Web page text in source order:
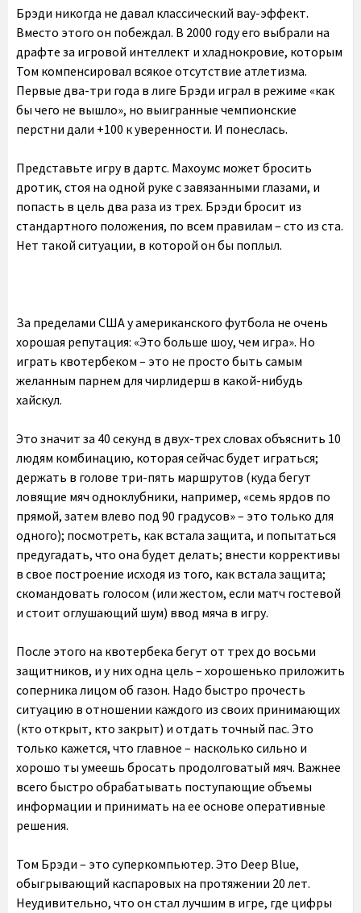
Брэди никогда не давал классический вау-эффект.
Вместо этого он побеждал. В 2000 году его выбрали на
драфте за игровой интеллект и хладнокровие, которым
Том компенсировал всякое отсутствие атлетизма.
Первые два-три года в лиге Брэди играл в режиме «как
бы чего не вышло», но выигранные чемпионские
перстни дали +100 к уверенности. И понеслась.
Представьте игру в дартс. Махоумс может бросить
дротик, стоя на одной руке с завязанными глазами, и
попасть в цель два раза из трех. Брэди бросит из
стандартного положения, по всем правилам – сто из ста.
Нет такой ситуации, в которой он бы поплыл.
За пределами США у американского футбола не очень
хорошая репутация: «Это больше шоу, чем игра». Но
играть квотербеком – это не просто быть самым
желанным парнем для чирлидерш в какой-нибудь
хайскул.
Это значит за 40 секунд в двух-трех словах объяснить 10
людям комбинацию, которая сейчас будет играться;
держать в голове три-пять маршрутов (куда бегут
ловящие мяч одноклубники, например, «семь ярдов по
прямой, затем влево под 90 градусов» – это только для
одного); посмотреть, как встала защита, и попытаться
предугадать, что она будет делать; внести коррективы
в свое построение исходя из того, как встала защита;
скомандовать голосом (или жестом, если матч гостевой
и стоит оглушающий шум) ввод мяча в игру.
После этого на квотербека бегут от трех до восьми
защитников, и у них одна цель – хорошенько приложить
соперника лицом об газон. Надо быстро прочесть
ситуацию в отношении каждого из своих принимающих
(кто открыт, кто закрыт) и отдать точный пас. Это
только кажется, что главное – насколько сильно и
хорошо ты умеешь бросать продолговатый мяч. Важнее
всего быстро обрабатывать поступающие объемы
информации и принимать на ее основе оперативные
решения.
Том Брэди – это суперкомпьютер. Это Deep Blue,
обыгрывающий каспаровых на протяжении 20 лет.
Неудивительно, что он стал лучшим в игре, где цифры